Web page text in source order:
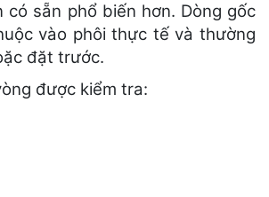
có sẵn phổ biến hơn. Dòng gốc
vào phôi thực tế và thường
đặt trước.
được kiểm tra: